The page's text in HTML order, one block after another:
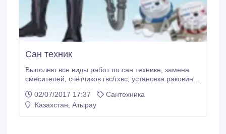
Сан техник
Выполню все виды работ по сан технике, замена
смесителей, счётчиков гвс/гхвс, установка раковин,
пластику, устранение течи, устранение засоров..
02/07/2017 17:37
Сантехника
Казахстан, Атырау